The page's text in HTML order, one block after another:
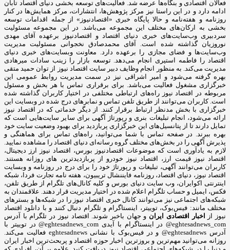
فعالان اقتصادی و بنگاه‌ها عرضه شد. فعالیت‌های توسعه بخشی دنیای اقتصاد تابان
ادامه دارد و در این راستا نیز مرکز پژوهش‌ها، انتشارات، مرکز همایش‌ها در کنار
روزنامه و هفته‌نامه و حالا پایگاه خبری «اقتصادنیوز» از جمله اقدامات توسعه
بخشی به ارکان‌های مختلف این مجموعه می‌باشد. در این مجموعه مسئولیت
سردبیری وب‌سایت‌های خبری دنیای اقتصاد و اقتصادنیوز برعهده آقای مهدی
نوروزیان گذاشته شده است. آقای محمدصادق نخجوانی مسئولیت مدیریت
وب‌سایت‌ها و فضای مجازی را برعهده دارد. معاونت وبسایت‌های خبری دنیای
اقتصاد را فاطمه استیری انجام می‌دهد. توسعه بازار را زینب سادات میرهادی
مدیریت می‌کند. به منظور انجام وظایف دبیر سایت اقتصاد نیوز از توان حمید متقی
بهره گرفته می‌شود و امیر اشراقی نیز در سمت مدیریت روابط عمومی این
خبرگزاری مشغول فعالیت می‌باشد. برای برقراری تماس با هر بخش و مسئول
مربوطه در اقتصاد نیوز راه‌های ارتباطی مختلفی در اختیار کاربران گذاشته شده
است. کاربران می‌توانند از طریق تلفن تماس و نمابرهای درج شده در وبسایت این
خبرگزاری با بخش مدنظر ارتباط برقرار کنند. از دیگر خدماتی که در اقتصاد نیوز
ارائه می‌شود، انجام تبلیغات بنری و رپورتاژ آگهی برای سایر سایت‌هایی است که
تمایل دارند تا از پتانسیل‌های این خبرگزاری پربازدید برای بهبود وضعیت سایت خود
بهره ببرند. در صفحه تماس با شما می‌توانید، راه‌های تماس برای هماهنگی و
پذیرش آگهی را در بخش‌های مختلف گروه رسانه‌ای دنیای اقتصاد را مشاهده نمایید.
لازم به یادآوری است که موضوعات اقتصادنیوز بورس، اقتصاد نیوز ارز دیجیتال،
اقتصاد نیوز قیمت ارز، اقتصاد نیوز خودرو از پربازدیدترین های روزانه هستند.
کاربران می‌توانند آگهی، تبلیغات و رپورتاژ خود را برای درج در روزنامه و وبسایت
اقتصاد نیوز، دنیای اقتصاد، روزنامه فایننشال تریبیون، هفته نامه تجارت فردا، شبکه
اینترنتی اکوایران، وب سایت دنیای بورس و کلیه کانال‌های تلگرام از طریق تلفن،
فکس، ایمیل و حساب تلگرام اعلام شده در اختیار مدیریت قرار دهند. علاقمندان به
شبکه‎‌های اجتماعی نیز می‌توانند کانال خبری اقتصاد نیوز را در شبکه‌ها و بسترهای
مختلف مانند: فیس‌بوک، توییتر، اینستاگرام و تلگرام دنبال کنند و با دانلود اقتصاد
نیوز از
اخبار اقتصادی ایران و جهان باخبر شوند. اقتصاد نیوز در تلگرام با آدرس
eghtesadnews_com@ در اینستاگرام با آیدی eghtesadnews_com@ در توییتر با
آدرس eghtesadnews@ و در فیس‌بوک با نشانی eghtesadnews فعالیت می‌کند.
روزانه می‌توانید مهم‌ترین و بروزترین اخبار حوزه اقتصاد و پربحث‌ترین اخبار ایران